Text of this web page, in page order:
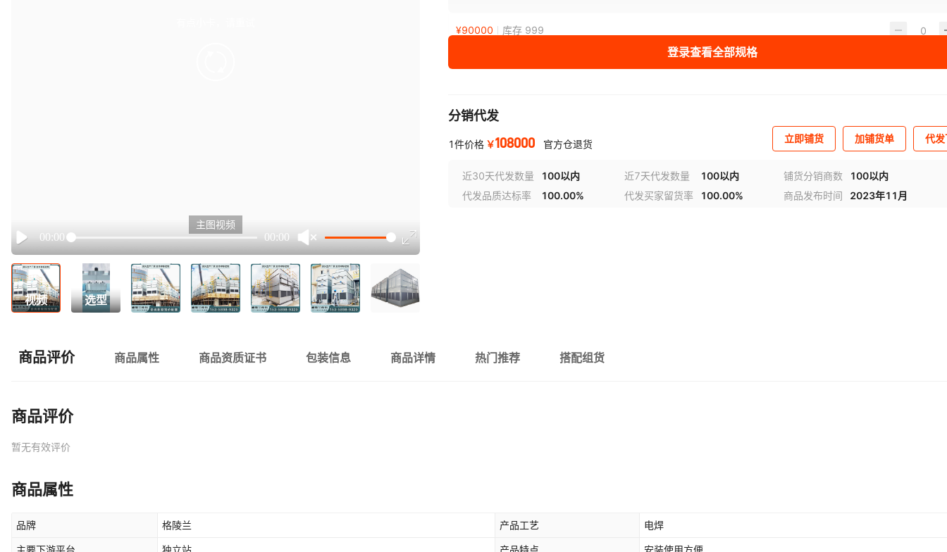
Play
00:00 00:00
主图视频
视频 选型
¥90000 库存 999
登录查看全部规格
分销代发
1件价格 ￥108000 官方仓退货 立即铺货 加铺货单 代
近30天代发数量 100以内 近7天代发数量 100以内 铺货分销商数
100以内
代发品质达标率
100.00% 代发买家留货率 100.00% 商品发布时间 2023年11月
商品评价 商品属性 商品资质证书 包装信息 商品详情 热门推荐 搭配组货
商品评价
暂无有效评价
商品属性
品牌 格陵兰 产品工艺 电焊
主要下游平台 独立站 产品特点 安装使用方便